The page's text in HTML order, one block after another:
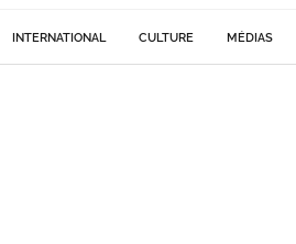
INTERNATIONAL CULTURE MÉDIAS